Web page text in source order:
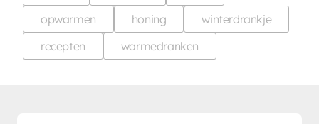
opwarmen
honing
winterdrankje
recepten
warmedranken